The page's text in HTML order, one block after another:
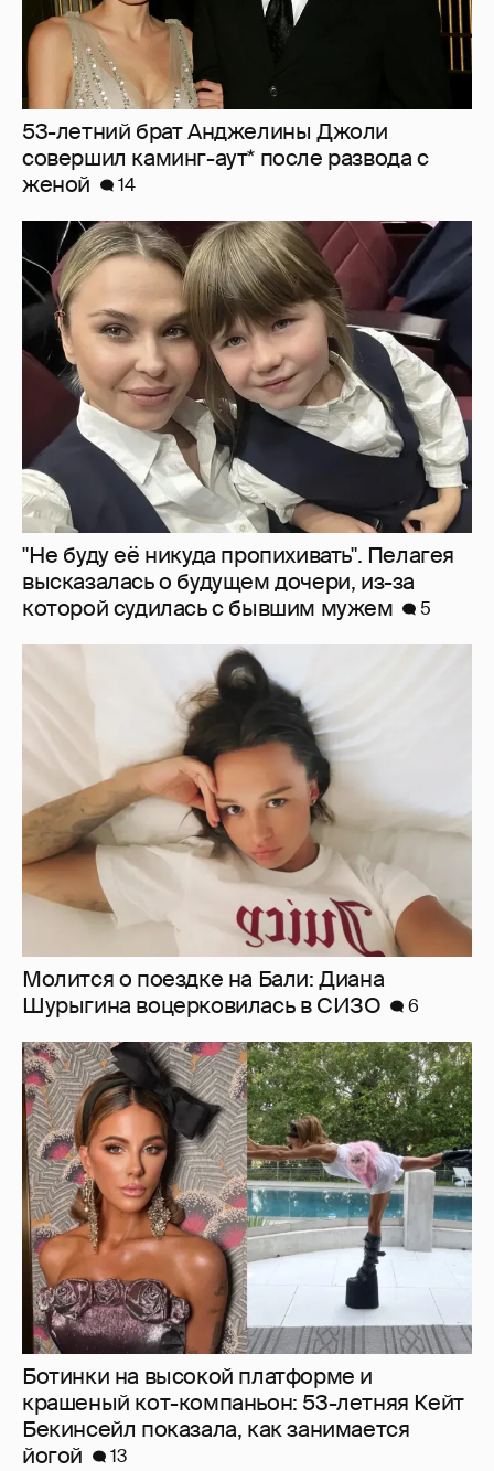
53-летний брат Анджелины Джоли
совершил каминг-аут* после развода с
женой
14
"Не буду её никуда пропихивать". Пелагея
высказалась о будущем дочери, из-за
которой судилась с бывшим мужем
5
Молится о поездке на Бали: Диана
Шурыгина воцерковилась в СИЗО
6
Ботинки на высокой платформе и
крашеный кот-компаньон: 53-летняя Кейт
Бекинсейл показала, как занимается
йогой
13